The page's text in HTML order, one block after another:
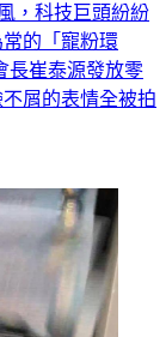
，科技巨頭紛紛
的「寵粉環
長崔泰源發放零
屑的表情全被拍